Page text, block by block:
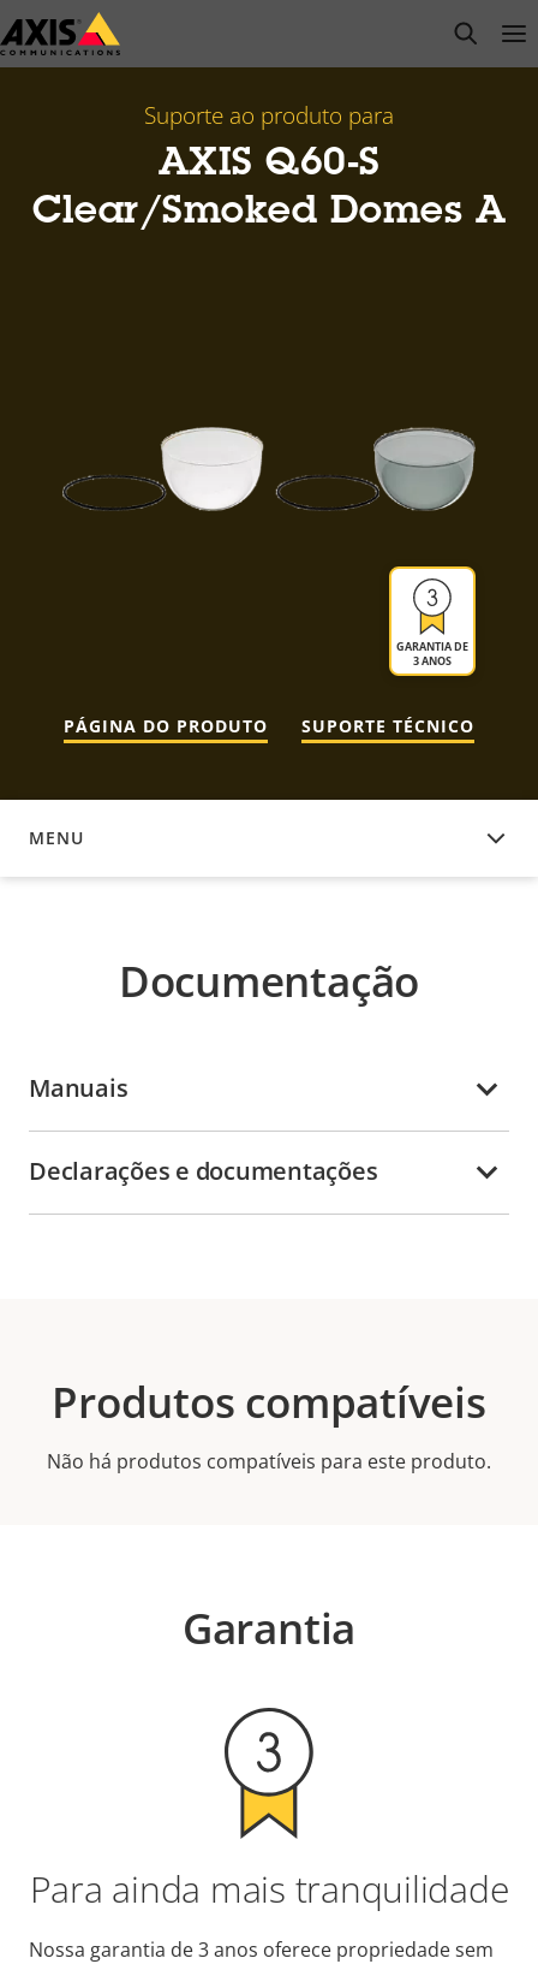
Pular
para
open
Suporte ao produto para
AXIS Q60-S
Clear/Smoked Domes A
GARANTIA DE
3 ANOS
PÁGINA DO PRODUTO SUPORTE TÉCNICO
MENU
DOCUMENTAÇÃO
Documentação
Manuais
Declarações e documentações
Produtos compatíveis
Não há produtos compatíveis para este produto.
Garantia
Para ainda mais tranquilidade
Nossa garantia de 3 anos oferece propriedade sem